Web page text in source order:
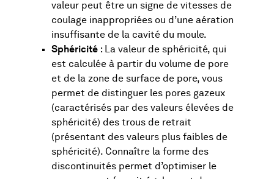
valeur peut être un signe de vitesses de
coulage inappropriées ou d’une aération
insuffisante de la cavité du moule.
Sphéricité : La valeur de sphéricité, qui
est calculée à partir du volume de pore
et de la zone de surface de pore, vous
permet de distinguer les pores gazeux
(caractérisés par des valeurs élevées de
sphéricité) des trous de retrait
(présentant des valeurs plus faibles de
sphéricité). Connaître la forme des
discontinuités permet d’optimiser le